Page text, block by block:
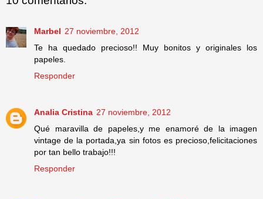
Marbel 27 noviembre, 2012
Te ha quedado precioso!! Muy bonitos y originales los
papeles.
Responder
Analia Cristina 27 noviembre, 2012
Qué maravilla de papeles,y me enamoré de la imagen
vintage de la portada,ya sin fotos es precioso,felicitaciones
por tan bello trabajo!!!
Responder